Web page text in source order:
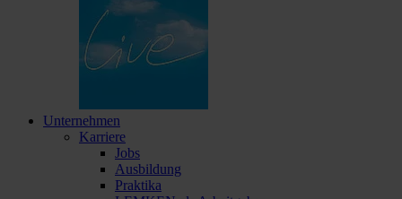
Unternehmen
Karriere
Jobs
Ausbildung
Praktika